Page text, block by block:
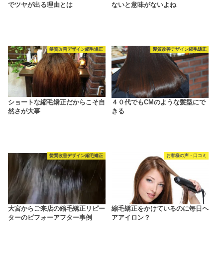
でツヤが出る理由とは
ないと意味がないよね
髪質改善デザイン縮毛矯正
ショートな縮毛矯正だからこそ自
然さが大事
髪質改善デザイン縮毛矯正
４０代でもCMのような髪型にで
きる
髪質改善デザイン縮毛矯正
大宮からご来店の縮毛矯正リピー
ターのビフォーアフター事例
お客様の声・口コミ
縮毛矯正をかけているのに毎日ヘ
アアイロン？